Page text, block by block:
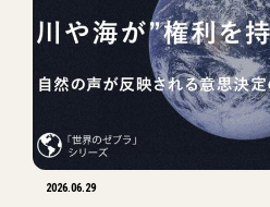
2026.06.29